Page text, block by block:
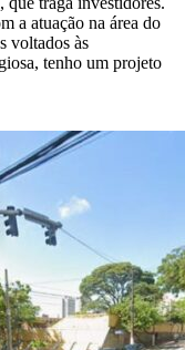
a atuação na área do
voltados às
tenho um projeto